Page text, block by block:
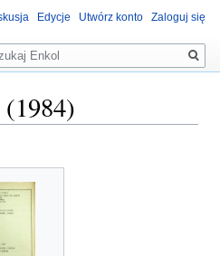
Edycje Utwórz konto Zaloguj się